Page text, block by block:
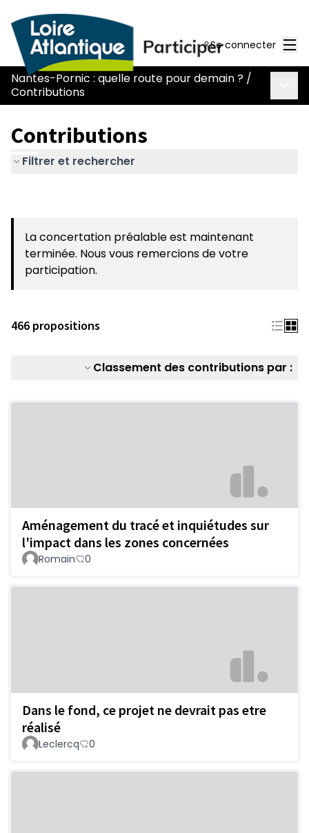
Se connecter
Nantes-Pornic : quelle route pour demain ? /
Contributions
Contributions
Filtrer et rechercher
La concertation préalable est maintenant
terminée. Nous vous remercions de votre
participation.
466 propositions
Classement des contributions par :
Aménagement du tracé et inquiétudes sur
l'impact dans les zones concernées
Romain 0
Dans le fond, ce projet ne devrait pas etre
réalisé
Leclercq 0